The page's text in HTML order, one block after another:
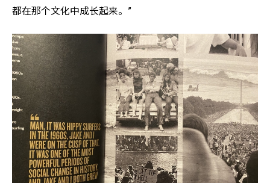
都在那个文化中成长起来。”